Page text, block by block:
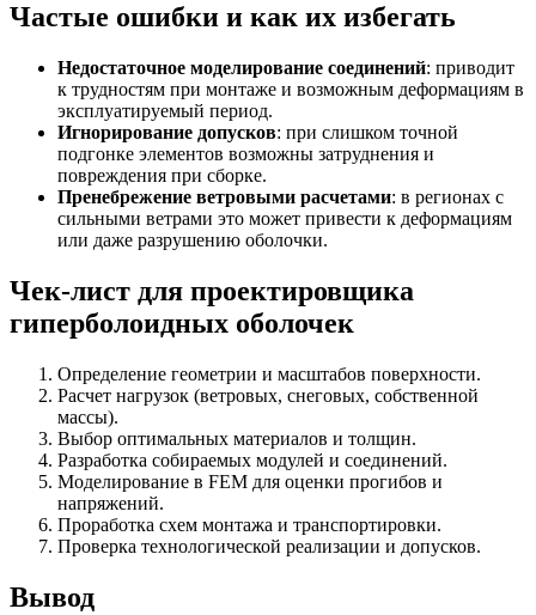
Частые ошибки и как их избегать
Недостаточное моделирование соединений: приводит
к трудностям при монтаже и возможным деформациям в
эксплуатируемый период.
Игнорирование допусков: при слишком точной
подгонке элементов возможны затруднения и
повреждения при сборке.
Пренебрежение ветровыми расчетами: в регионах с
сильными ветрами это может привести к деформациям
или даже разрушению оболочки.
Чек-лист для проектировщика
гиперболоидных оболочек
Определение геометрии и масштабов поверхности.
Расчет нагрузок (ветровых, снеговых, собственной
массы).
Выбор оптимальных материалов и толщин.
Разработка собираемых модулей и соединений.
Моделирование в FEM для оценки прогибов и
напряжений.
Проработка схем монтажа и транспортировки.
Проверка технологической реализации и допусков.
Вывод